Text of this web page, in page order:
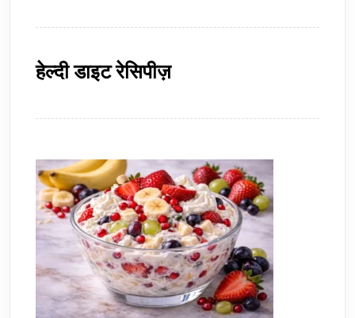
हेल्दी डाइट रेसिपीज़